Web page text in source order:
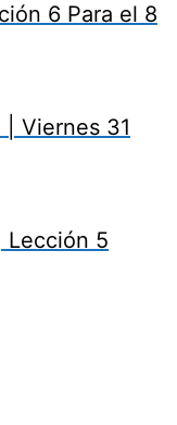
6 Para el 8
| Viernes 31
Lección 5